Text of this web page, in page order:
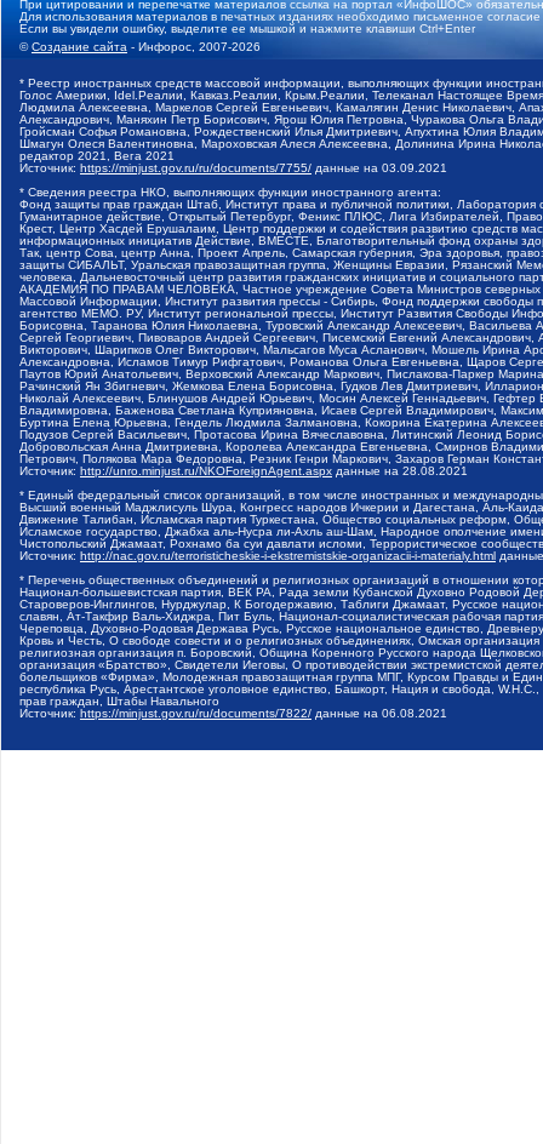
При цитировании и перепечатке материалов ссылка на портал «ИнфоШОС»
Для использования материалов в печатных изданиях необходимо письменное
Если вы увидели ошибку, выделите ее мышкой и нажмите клавиши Ctrl+Enter
©Создание сайта - Инфорос, 2007-2026
* Реестр иностранных средств массовой информации, выполняющих функции
Голос Америки, Idel.Реалии, Кавказ.Реалии, Крым.Реалии, Телеканал Настоящее
Людмила Алексеевна, Маркелов Сергей Евгеньевич, Камалягин Денис Николаевич,
Александрович, Маняхин Петр Борисович, Ярош Юлия Петровна, Чуракова Ольга
Гройсман Софья Романовна, Рождественский Илья Дмитриевич, Апухтина Юлия
Шмагун Олеся Валентиновна, Мароховская Алеся Алексеевна, Долинина Ирина
редактор 2021, Вега 2021
Источник: https://minjust.gov.ru/ru/documents/7755/ данные на 03.09.2021
* Сведения реестра НКО, выполняющих функции иностранного агента:
Фонд защиты прав граждан Штаб, Институт права и публичной политики,
Гуманитарное действие, Открытый Петербург, Феникс ПЛЮС, Лига Избирателей,
Крест, Центр Хасдей Ерушалаим, Центр поддержки и содействия развитию средств
информационных инициатив Действие, ВМЕСТЕ, Благотворительный фонд охраны
Так, центр Сова, центр Анна, Проект Апрель, Самарская губерния, Эра здоровья,
защиты СИБАЛЬТ, Уральская правозащитная группа, Женщины Евразии, Рязанский
человека, Дальневосточный центр развития гражданских инициатив и социального
АКАДЕМИЯ ПО ПРАВАМ ЧЕЛОВЕКА, Частное учреждение Совета Министров северных
Массовой Информации, Институт развития прессы - Сибирь, Фонд поддержки
агентство МЕМО. РУ, Институт региональной прессы, Институт Развития Свободы
Борисовна, Таранова Юлия Николаевна, Туровский Александр Алексеевич,
Сергей Георгиевич, Пивоваров Андрей Сергеевич, Писемский Евгений
Викторович, Шарипков Олег Викторович, Мальсагов Муса Асланович, Мошель Ирина
Александровна, Исламов Тимур Рифгатович, Романова Ольга Евгеньевна, Щаров
Паутов Юрий Анатольевич, Верховский Александр Маркович, Пислакова-Паркер
Рачинский Ян Збигневич, Жемкова Елена Борисовна, Гудков Лев Дмитриевич,
Николай Алексеевич, Блинушов Андрей Юрьевич, Мосин Алексей Геннадьевич,
Владимировна, Баженова Светлана Куприяновна, Исаев Сергей Владимирович,
Буртина Елена Юрьевна, Гендель Людмила Залмановна, Кокорина Екатерина
Подузов Сергей Васильевич, Протасова Ирина Вячеславовна, Литинский Леонид
Добровольская Анна Дмитриевна, Королева Александра Евгеньевна, Смирнов
Петрович, Полякова Мара Федоровна, Резник Генри Маркович, Захаров Герман
Источник: http://unro.minjust.ru/NKOForeignAgent.aspx данные на 28.08.2021
* Единый федеральный список организаций, в том числе иностранных и
Высший военный Маджлисуль Шура, Конгресс народов Ичкерии и Дагестана, Аль-
Движение Талибан, Исламская партия Туркестана, Общество социальных реформ,
Исламское государство, Джабха аль-Нусра ли-Ахль аш-Шам, Народное ополчение
Чистопольский Джамаат, Рохнамо ба суи давлати исломи, Террористическое
Источник: http://nac.gov.ru/terroristicheskie-i-ekstremistskie-organizacii-i-materialy.html
* Перечень общественных объединений и религиозных организаций в отношении
Национал-большевистская партия, ВЕК РА, Рада земли Кубанской Духовно Родовой
Староверов-Инглингов, Нурджулар, К Богодержавию, Таблиги Джамаат, Русское
славян, Ат-Такфир Валь-Хиджра, Пит Буль, Национал-социалистическая рабочая
Череповца, Духовно-Родовая Держава Русь, Русское национальное единство,
Кровь и Честь, О свободе совести и о религиозных объединениях, Омская
религиозная организация п. Боровский, Община Коренного Русского народа
организация «Братство», Свидетели Иеговы, О противодействии экстремистской
болельщиков «Фирма», Молодежная правозащитная группа МПГ, Курсом Правды и
республика Русь, Арестантское уголовное единство, Башкорт, Нация и свобода,
прав граждан, Штабы Навального
Источник: https://minjust.gov.ru/ru/documents/7822/ данные на 06.08.2021